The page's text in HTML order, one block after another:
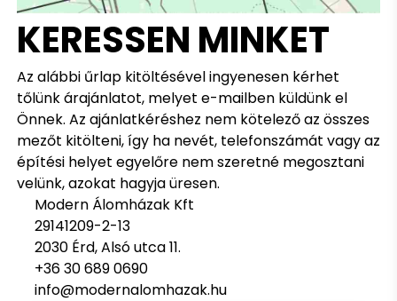
KERESSEN MINKET
Az alábbi űrlap kitöltésével ingyenesen kérhet
tőlünk árajánlatot, melyet e-mailben küldünk el
Önnek. Az ajánlatkéréshez nem kötelező az összes
mezőt kitölteni, így ha nevét, telefonszámát vagy az
építési helyet egyelőre nem szeretné megosztani
velünk, azokat hagyja üresen.
Modern Álomházak Kft
29141209-2-13
2030 Érd, Alsó utca 11.
+36 30 689 0690
info@modernalomhazak.hu